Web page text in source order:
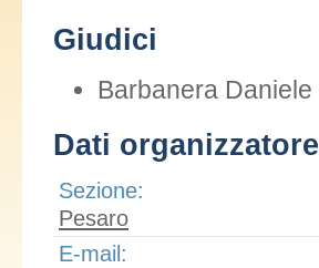
Giudici
Barbanera Daniele
Dati organizzatore
Sezione:
Pesaro
E-mail: